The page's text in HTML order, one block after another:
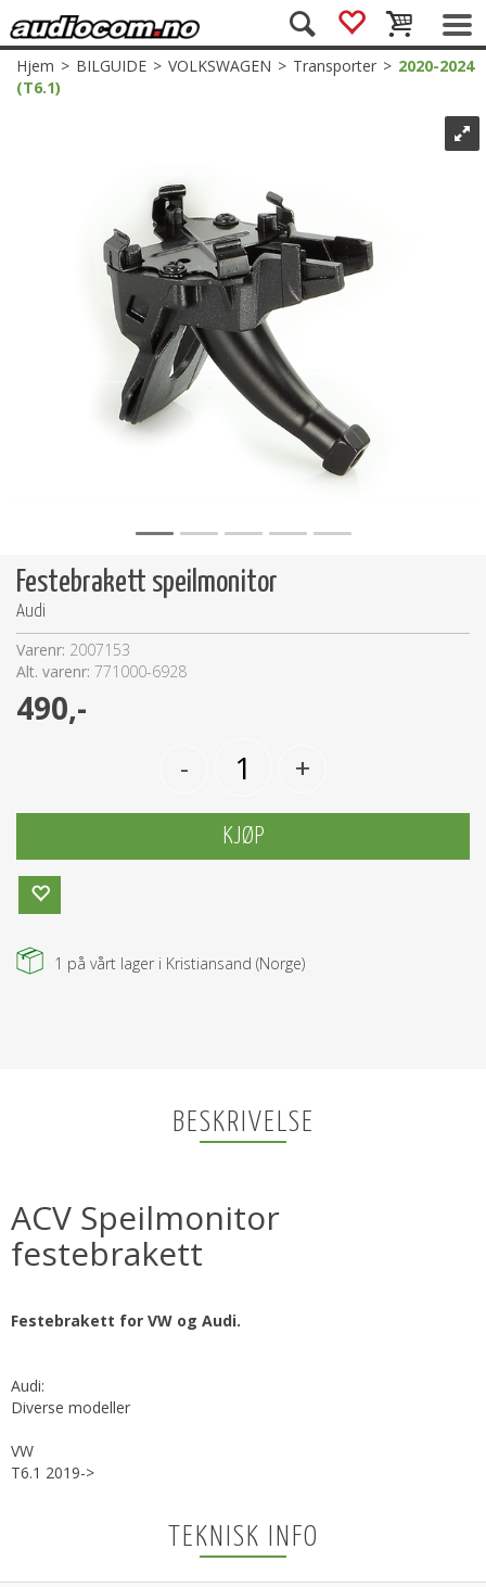
Hjem>BILGUIDE>VOLKSWAGEN>Transporter>2020-2024
(T6.1)
Festebrakett speilmonitor
Audi
Varenr: 2007153
Alt. varenr: 771000-6928
490,-
- +
KJØP
1 på vårt lager i Kristiansand (Norge)
BESKRIVELSE
ACV Speilmonitor
festebrakett
Festebrakett for VW og Audi.
Audi:
Diverse modeller
VW
T6.1 2019->
TEKNISK INFO